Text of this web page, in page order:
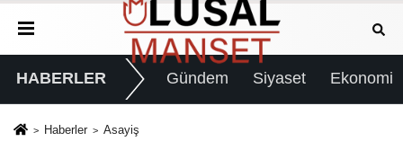
HABERLER Gündem Siyaset Ekonomi
Haberler Asayiş